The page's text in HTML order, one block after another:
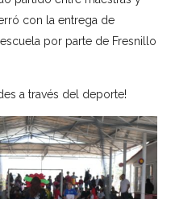
con la entrega de
por parte de Fresnillo
a través del deporte!